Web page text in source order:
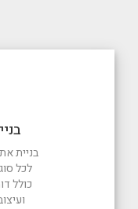
בניית
לכל
כולל